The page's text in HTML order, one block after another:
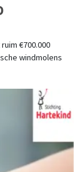
€700.000
windmolens